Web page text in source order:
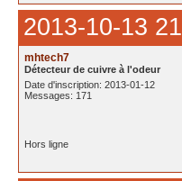
2013-10-13
mhtech7
Détecteur de cuivre à l'odeur
Date d'inscription: 2013-01-12
Messages: 171
Hors ligne